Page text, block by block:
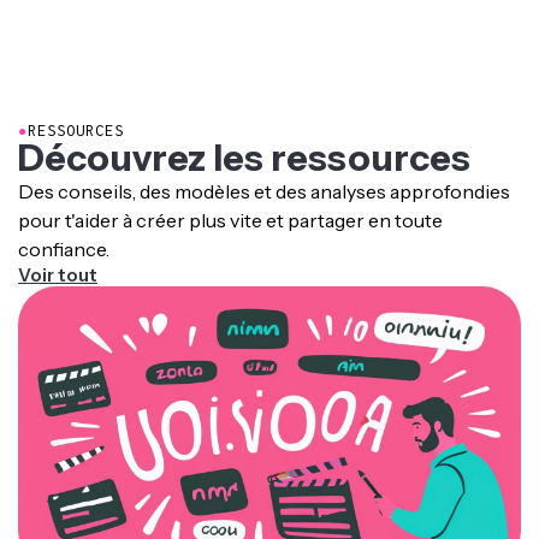
●RESSOURCES
Découvrez les ressources
Des conseils, des modèles et des analyses approfondies
pour t'aider à créer plus vite et partager en toute
confiance.
Voir tout